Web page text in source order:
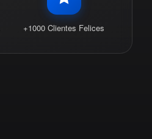
+1000 Clientes Felices